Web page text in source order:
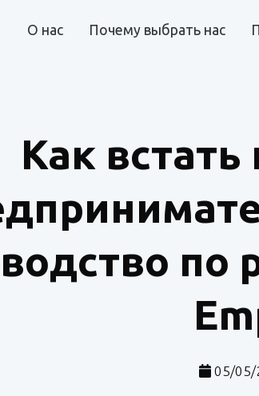
О нас Почему выбрать нас
Как встать
по
05/05/